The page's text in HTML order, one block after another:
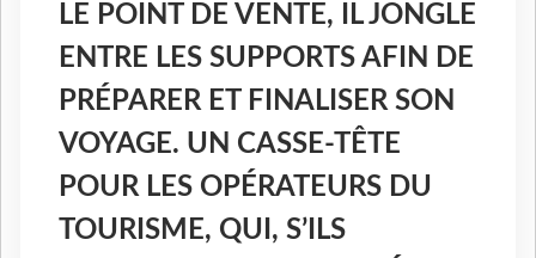
LE POINT DE VENTE, IL JONGLE
ENTRE LES SUPPORTS AFIN DE
PRÉPARER ET FINALISER SON
VOYAGE. UN CASSE-TÊTE
POUR LES OPÉRATEURS DU
TOURISME, QUI, S’ILS